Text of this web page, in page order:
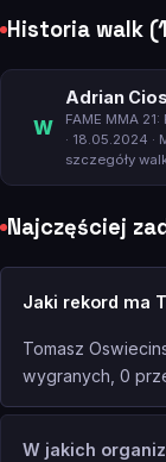
Historia walk
W
Adrian Cios
FAME MMA
· 18.05.2024 ·
szczegóły
Najczęściej
Jaki rekord ma
Tomasz
wygranych, 0
W jakich